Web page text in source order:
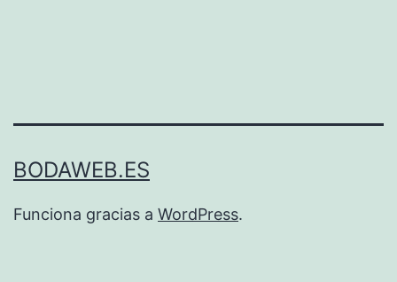
BODAWEB.ES
Funciona gracias a WordPress.